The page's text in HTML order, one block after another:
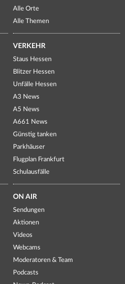
Alle Orte
Alle Themen
VERKEHR
Staus Hessen
Blitzer Hessen
Unfälle Hessen
A3 News
A5 News
A661 News
Günstig tanken
Parkhäuser
Flugplan Frankfurt
Schulausfälle
ON AIR
Sendungen
Aktionen
Videos
Webcams
Moderatoren & Team
Podcasts